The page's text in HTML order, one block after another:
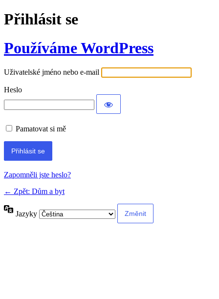
Přihlásit se
Používáme WordPress
Uživatelské jméno nebo e-mail
Heslo
Pamatovat si mě
Alternative:
Zapomněli jste heslo?
← Zpět: Dům a byt
Jazyky